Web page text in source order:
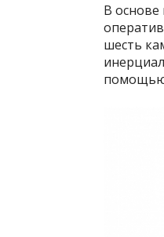
В основе
шесть
помощью